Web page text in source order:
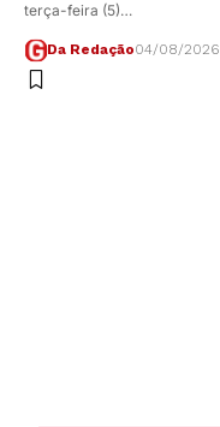
terça-feira (5)…
Da Redação04/08/2026